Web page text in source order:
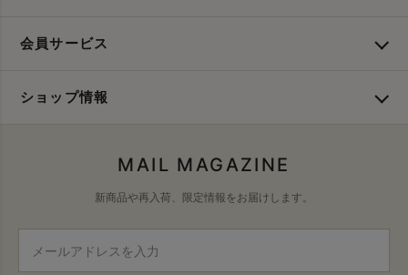
会員サービス
ショップ情報
MAIL MAGAZINE
新商品や再入荷、限定情報をお届けします。